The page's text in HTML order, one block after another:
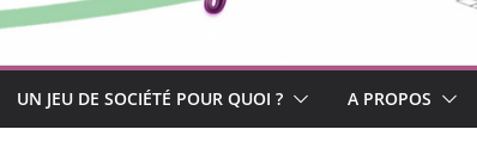
UN JEU DE SOCIÉTÉ POUR QUOI ? A PROPOS